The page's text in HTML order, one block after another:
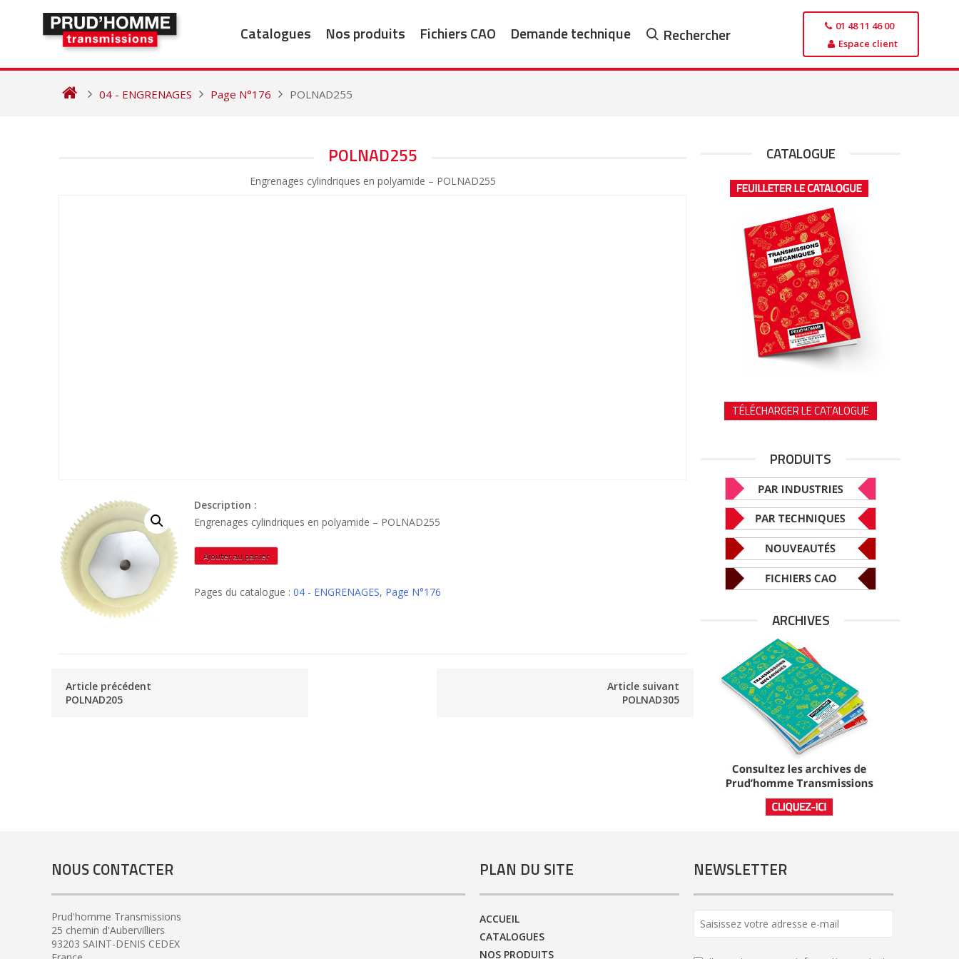
Catalogues Nos produits Fichiers CAO Demande technique Rechercher
01 48 11 46 00
Espace client
04 - ENGRENAGES Page N°176 POLNAD255
POLNAD255
Engrenages cylindriques en polyamide – POLNAD255
Description :
Engrenages cylindriques en polyamide – POLNAD255
quantité
de
Ajouter au panier
Pages du catalogue : 04 - ENGRENAGES, Page N°176
Article précédent
POLNAD205
Article suivant
POLNAD305
CATALOGUE
TÉLÉCHARGER LE CATALOGUE
PRODUITS
ARCHIVES
NOUS CONTACTER
Prud'homme Transmissions
25 chemin d'Aubervilliers
93203 SAINT-DENIS CEDEX
PLAN DU SITE
ACCUEIL
CATALOGUES
NOS PRODUITS
NEWSLETTER
Name *